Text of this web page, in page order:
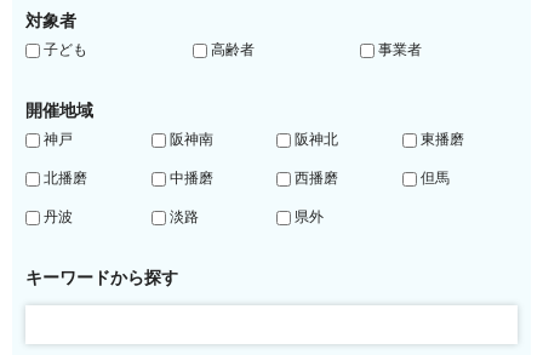
対象者
子ども 高齢者 事業者
開催地域
神戸 阪神南 阪神北 東播磨
北播磨 中播磨 西播磨 但馬
丹波 淡路 県外
キーワードから探す